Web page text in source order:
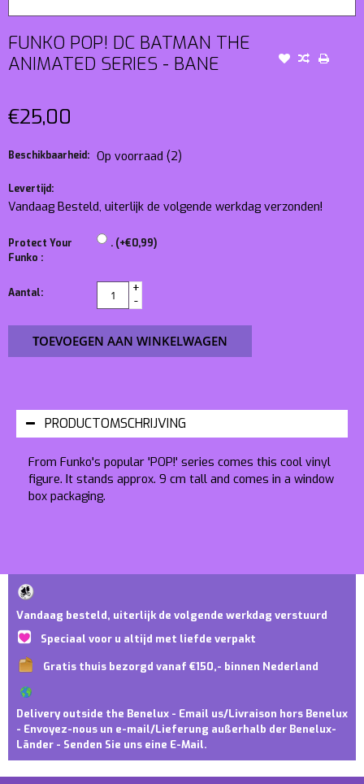
FUNKO POP! DC BATMAN THE
ANIMATED SERIES - BANE
€25,00
Beschikbaarheid: Op voorraad (2)
Levertijd:
Vandaag Besteld, uiterlijk de volgende werkdag verzonden!
Protect Your
Funko :
. (+€0,99)
Aantal:
+
-
TOEVOEGEN AAN WINKELWAGEN
PRODUCTOMSCHRIJVING
From Funko's popular 'POP!' series comes this cool vinyl
figure. It stands approx. 9 cm tall and comes in a window
box packaging.
Vandaag besteld, uiterlijk de volgende werkdag verstuurd
Speciaal voor u altijd met liefde verpakt
Gratis thuis bezorgd vanaf €150,- binnen Nederland
Delivery outside the Benelux - Email us/Livraison hors Benelux
- Envoyez-nous un e-mail/Lieferung außerhalb der Benelux-
Länder - Senden Sie uns eine E-Mail.